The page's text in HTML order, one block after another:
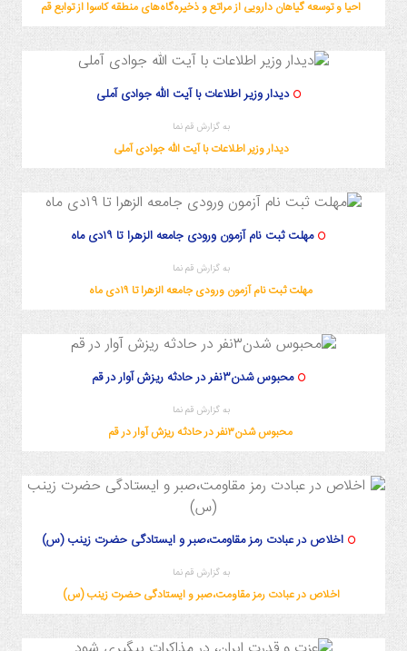
احیا و توسعه گیاهان دارویی از مراتع و ذخیره‌گاه‌های منطقه کاسوا از توابع قم
دیدار وزیر اطلاعات با آیت الله جوادی آملی
به گزارش قم نما
دیدار وزیر اطلاعات با آیت الله جوادی آملی
مهلت ثبت نام آزمون ورودی جامعه الزهرا تا ۱۹دی ماه
به گزارش قم نما
مهلت ثبت نام آزمون ورودی جامعه الزهرا تا ۱۹دی ماه
محبوس شدن۳نفر در حادثه ریزش آوار در قم
به گزارش قم نما
محبوس شدن۳نفر در حادثه ریزش آوار در قم
اخلاص در عبادت رمز مقاومت،صبر و ایستادگی حضرت زینب (س)
به گزارش قم نما
اخلاص در عبادت رمز مقاومت،صبر و ایستادگی حضرت زینب (س)